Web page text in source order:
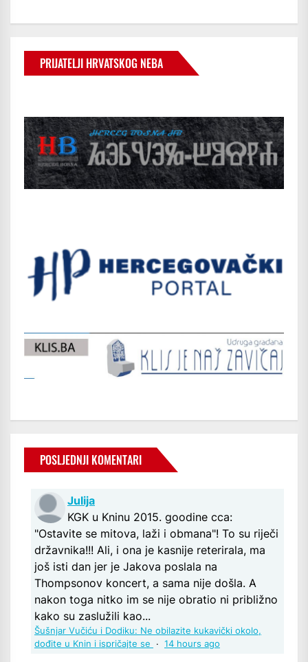
PRIJATELJI HRVATSKOG NEBA
POSLJEDNJI KOMENTARI
Julija
KGK u Kninu 2015. goodine cca:
"Ostavite se mitova, laži i obmana"! To su riječi
državnika!!! Ali, i ona je kasnije reterirala, ma
još isti dan jer je Jakova poslala na
Thompsonov koncert, a sama nije došla. A
nakon toga nitko im se nije obratio ni približno
kako su zaslužili kao...
Šušnjar Vučiću i Dodiku: Ne obilazite kukavički okolo,
dođite u Knin i ispričajte se
· 14 hours ago